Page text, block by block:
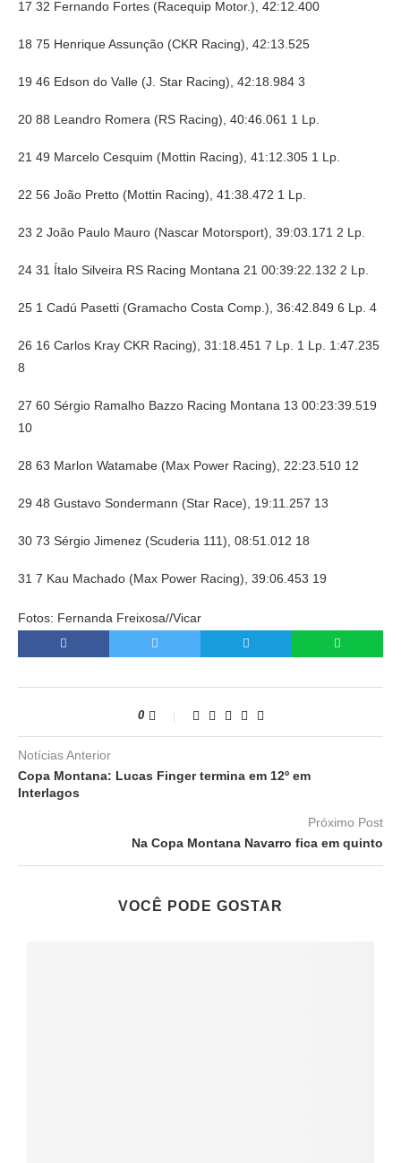
17 32 Fernando Fortes (Racequip Motor.), 42:12.400
18 75 Henrique Assunção (CKR Racing), 42:13.525
19 46 Edson do Valle (J. Star Racing), 42:18.984 3
20 88 Leandro Romera (RS Racing), 40:46.061 1 Lp.
21 49 Marcelo Cesquim (Mottin Racing), 41:12.305 1 Lp.
22 56 João Pretto (Mottin Racing), 41:38.472 1 Lp.
23 2 João Paulo Mauro (Nascar Motorsport), 39:03.171 2 Lp.
24 31 Ítalo Silveira RS Racing Montana 21 00:39:22.132 2 Lp.
25 1 Cadú Pasetti (Gramacho Costa Comp.), 36:42.849 6 Lp. 4
26 16 Carlos Kray CKR Racing), 31:18.451 7 Lp. 1 Lp. 1:47.235
8
27 60 Sérgio Ramalho Bazzo Racing Montana 13 00:23:39.519
10
28 63 Marlon Watamabe (Max Power Racing), 22:23.510 12
29 48 Gustavo Sondermann (Star Race), 19:11.257 13
30 73 Sérgio Jimenez (Scuderia 111), 08:51.012 18
31 7 Kau Machado (Max Power Racing), 39:06.453 19
Fotos: Fernanda Freixosa//Vicar
0
Notícias Anterior
Copa Montana: Lucas Finger termina em 12º em
Interlagos
Próximo Post
Na Copa Montana Navarro fica em quinto
VOCÊ PODE GOSTAR